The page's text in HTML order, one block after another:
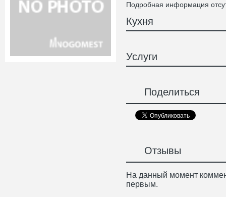
Подробная информация
Кухня
Услуги
Поделиться
Отзывы
На данный момент
первым.